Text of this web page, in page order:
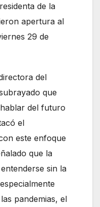
de la
apertura al
29 de
del
que
del futuro
el
este enfoque
que la
sin la
pandemias, el